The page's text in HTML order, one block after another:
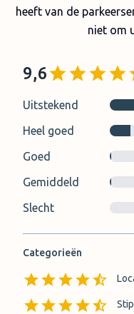
heeft van de
niet om
9,6
Uitstekend
Heel goed
Goed
Gemiddeld
Slecht
Categorieën